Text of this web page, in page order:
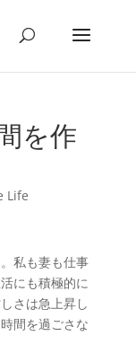
を作
Life
私も妻も仕事
にも積極的に
さは急上昇し
間を過ごさな